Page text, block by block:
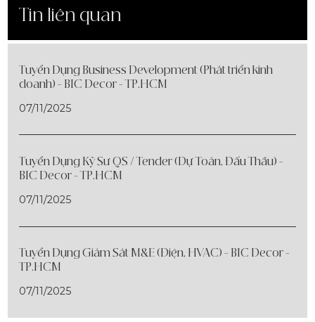
Tin liên quan
Tuyển Dụng Business Development (Phát triển kinh
doanh) - BIC Decor - TP.HCM
07/11/2025
Tuyển Dụng Kỹ Sư QS / Tender (Dự Toán, Đấu Thầu) -
BIC Decor - TP.HCM
07/11/2025
Tuyển Dụng Giám Sát M&E (Điện, HVAC) - BIC Decor -
TP.HCM
07/11/2025